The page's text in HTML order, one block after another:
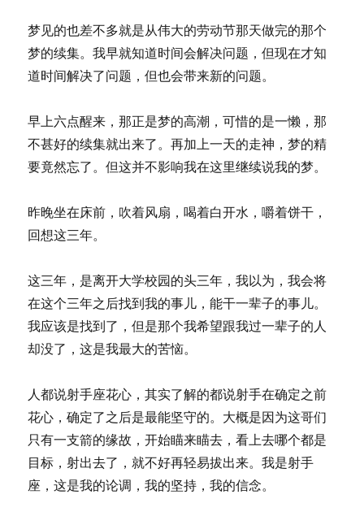
梦见的也差不多就是从伟大的劳动节那天做完的那个
梦的续集。我早就知道时间会解决问题，但现在才知
道时间解决了问题，但也会带来新的问题。
早上六点醒来，那正是梦的高潮，可惜的是一懒，那
不甚好的续集就出来了。再加上一天的走神，梦的精
要竟然忘了。但这并不影响我在这里继续说我的梦。
昨晚坐在床前，吹着风扇，喝着白开水，嚼着饼干，
回想这三年。
这三年，是离开大学校园的头三年，我以为，我会将
在这个三年之后找到我的事儿，能干一辈子的事儿。
我应该是找到了，但是那个我希望跟我过一辈子的人
却没了，这是我最大的苦恼。
人都说射手座花心，其实了解的都说射手在确定之前
花心，确定了之后是最能坚守的。大概是因为这哥们
只有一支箭的缘故，开始瞄来瞄去，看上去哪个都是
目标，射出去了，就不好再轻易拔出来。我是射手
座，这是我的论调，我的坚持，我的信念。